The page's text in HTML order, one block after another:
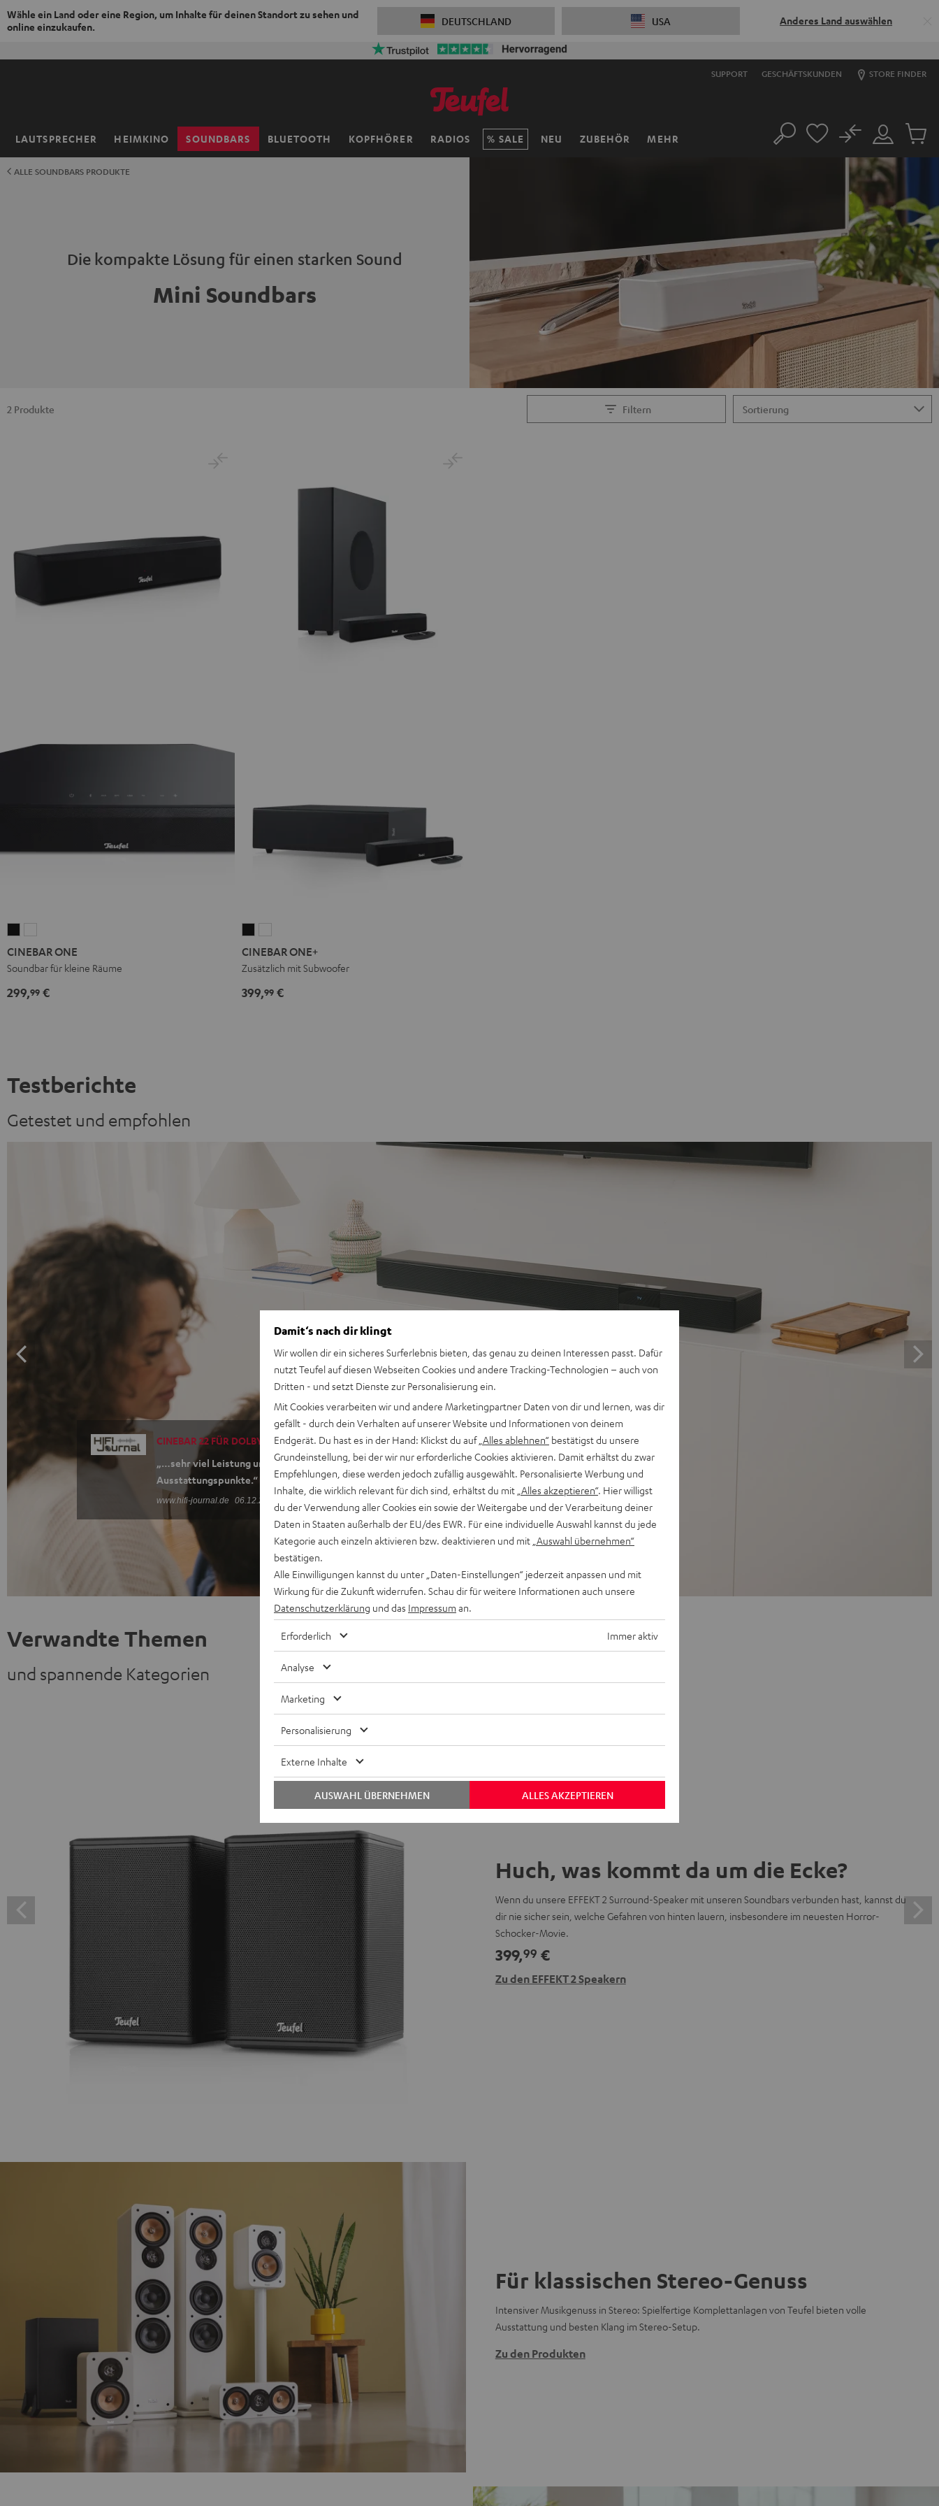
Wähle ein Land oder eine Region, um Inhalte für deinen Standort zu sehen und
online einzukaufen.
DEUTSCHLAND USA Anderes Land auswählen
SUPPORT GESCHÄFTSKUNDEN STORE FINDER
LAUTSPRECHER HEIMKINO SOUNDBARS BLUETOOTH KOPFHÖRER RADIOS SALE NEU ZUBEHÖR MEHR
Startseite Suche
Mein
Konto
No
Artikel
ALLE SOUNDBARS PRODUKTE
Die kompakte Lösung für einen starken Sound
Mini Soundbars
Filtern
2 Produkte
ONE
Black
ONE
White
CINEBAR ONE
Soundbar für kleine Räume
299,99 €
ONE+
Black
ONE+
White
CINEBAR ONE+
Zusätzlich mit Subwoofer
399,99 €
Testberichte
Getestet und empfohlen
CINEBAR 22 FÜR DOLBY ATMOS "5.1-SET"
„…sehr viel Leistung und viel
Ausstattungspunkte.“
www.hifi-journal.de 06.12.2025
Verwandte Themen
und spannende Kategorien
Huch, was kommt da um die Ecke?
Wenn du unsere EFFEKT 2 Surround-Speaker mit unseren Soundbars verbunden hast, kannst du
dir nie sicher sein, welche Gefahren von hinten lauern, insbesondere im neuesten Horror-
Schocker-Movie.
399,99 €
Zu den EFFEKT 2 Speakern
Für klassischen Stereo-Genuss
Intensiver Musikgenuss in Stereo: Spielfertige Komplettanlagen von Teufel bieten volle
Ausstattung und besten Klang im Stereo-Setup.
Zu den Produkten
Damit‘s nach dir klingt
Wir wollen dir ein sicheres Surferlebnis bieten, das genau zu deinen Interessen passt. Dafür
nutzt Teufel auf diesen Webseiten Cookies und andere Tracking-Technologien – auch von
Dritten - und setzt Dienste zur Personalisierung ein.
Mit Cookies verarbeiten wir und andere Marketingpartner Daten von dir und lernen, was dir
gefällt - durch dein Verhalten auf unserer Website und Informationen von deinem
Endgerät. Du hast es in der Hand: Klickst du auf „Alles ablehnen“ bestätigst du unsere
Grundeinstellung, bei der wir nur erforderliche Cookies aktivieren. Damit erhältst du zwar
Empfehlungen, diese werden jedoch zufällig ausgewählt. Personalisierte Werbung und
Inhalte, die wirklich relevant für dich sind, erhältst du mit „Alles akzeptieren“. Hier willigst
du der Verwendung aller Cookies ein sowie der Weitergabe und der Verarbeitung deiner
Daten in Staaten außerhalb der EU/des EWR. Für eine individuelle Auswahl kannst du jede
Kategorie auch einzeln aktivieren bzw. deaktivieren und mit „Auswahl übernehmen“
bestätigen.
Alle Einwilligungen kannst du unter „Daten-Einstellungen“ jederzeit anpassen und mit
Wirkung für die Zukunft widerrufen. Schau dir für weitere Informationen auch unsere
Datenschutzerklärung und das Impressum an.
Erforderlich Immer aktiv
Analyse
Marketing
Personalisierung
Externe Inhalte
ALLES AKZEPTIEREN
AUSWAHL ÜBERNEHMEN